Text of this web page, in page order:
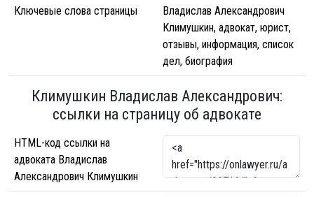
Ключевые слова страницы
Владислав Александрович
Климушкин, адвокат, юрист,
отзывы, информация, список
дел, биография
Климушкин Владислав Александрович:
ссылки на страницу об адвокате
HTML-код ссылки на
адвоката Владислав
Александрович Климушкин